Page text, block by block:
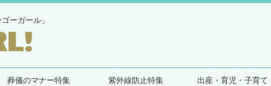
ーガール」
葬儀のマナー特集 紫外線防止特集 出産・育児・子育て